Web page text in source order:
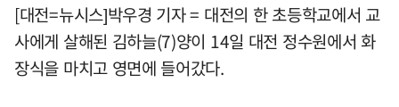
[대전=뉴시스]박우경 기자 = 대전의 한 초등학교에서 교
사에게 살해된 김하늘(7)양이 14일 대전 정수원에서 화
장식을 마치고 영면에 들어갔다.